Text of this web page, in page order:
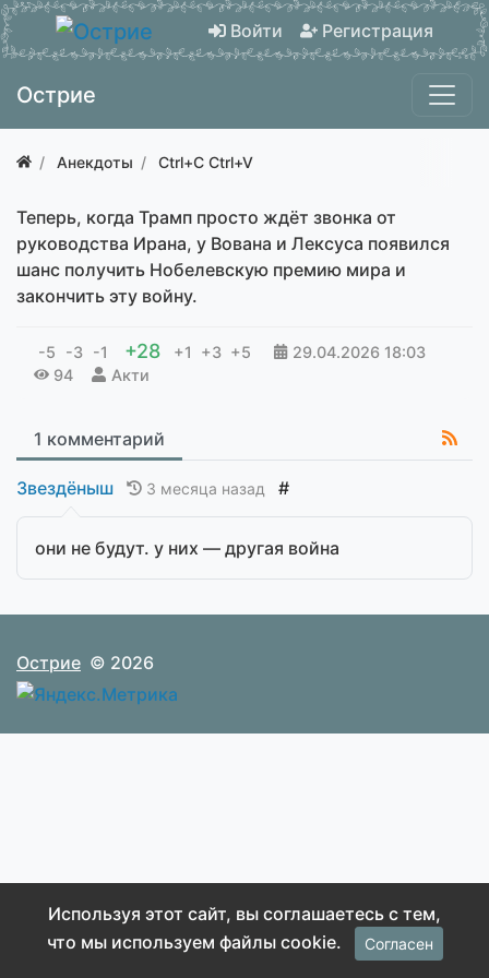
Войти Регистрация
Острие
Анекдоты Ctrl+C Ctrl+V
Теперь, когда Трамп просто ждёт звонка от
руководства Ирана, у Вована и Лексуса появился
шанс получить Нобелевскую премию мира и
закончить эту войну.
-5 -3 -1 +28 +1 +3 +5 29.04.2026 18:03
94
Акти
1 комментарий
Звездёныш 3 месяца назад #
они не будут. у них — другая война
Острие © 2026
Используя этот сайт, вы соглашаетесь с тем,
что мы используем файлы cookie.
Согласен